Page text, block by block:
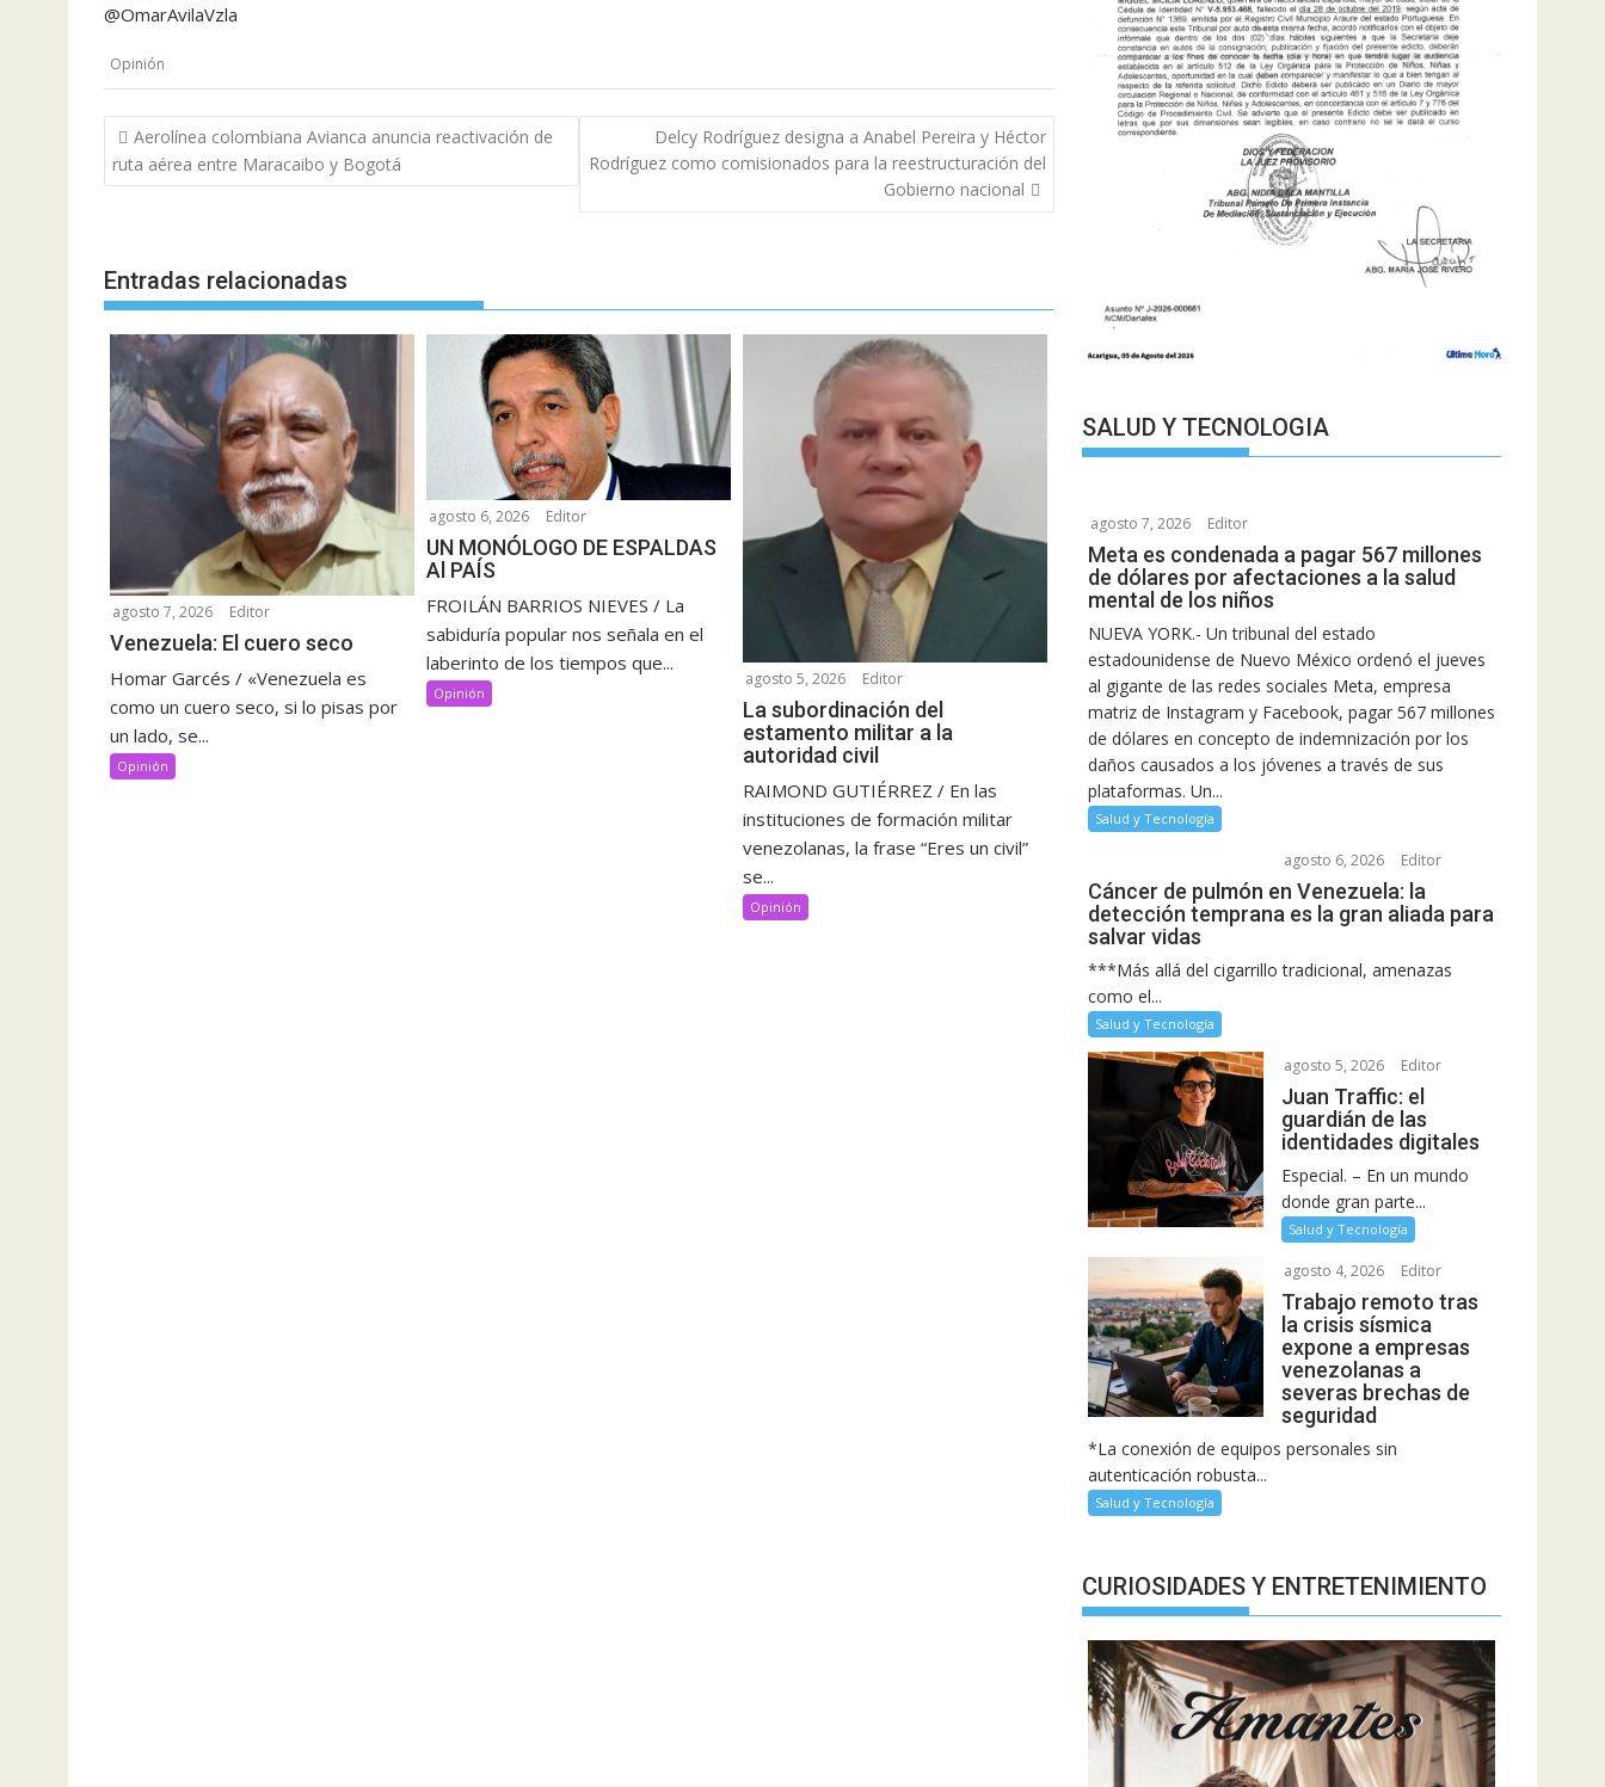
@OmarAvilaVzla
Opinión
Navegación
de
entradas
Aerolínea colombiana Avianca anuncia reactivación de
ruta aérea entre Maracaibo y Bogotá
Delcy Rodríguez designa a Anabel Pereira y Héctor
Rodríguez como comisionados para la reestructuración del
Gobierno nacional
Entradas relacionadas
agosto 7, 2026 Editor
Venezuela: El cuero seco
Homar Garcés / «Venezuela es
como un cuero seco, si lo pisas por
un lado, se...
Opinión
agosto 6, 2026 Editor
UN MONÓLOGO DE ESPALDAS
Al PAÍS
FROILÁN BARRIOS NIEVES / La
sabiduría popular nos señala en el
laberinto de los tiempos que...
Opinión
agosto 5, 2026 Editor
La subordinación del
estamento militar a la
autoridad civil
RAIMOND GUTIÉRREZ / En las
instituciones de formación militar
venezolanas, la frase “Eres un civil”
se...
Opinión
SALUD Y TECNOLOGIA
agosto 7, 2026 Editor
Meta es condenada a pagar 567 millones
de dólares por afectaciones a la salud
mental de los niños
NUEVA YORK.- Un tribunal del estado
estadounidense de Nuevo México ordenó el jueves
al gigante de las redes sociales Meta, empresa
matriz de Instagram y Facebook, pagar 567 millones
de dólares en concepto de indemnización por los
daños causados a los jóvenes a través de sus
plataformas. Un...
Salud y Tecnología
agosto 6, 2026 Editor
Cáncer de pulmón en Venezuela: la
detección temprana es la gran aliada para
salvar vidas
***Más allá del cigarrillo tradicional, amenazas
como el...
Salud y Tecnología
agosto 5, 2026 Editor
Juan Traffic: el
guardián de las
identidades digitales
Especial. – En un mundo
donde gran parte...
Salud y Tecnología
agosto 4, 2026 Editor
Trabajo remoto tras
la crisis sísmica
expone a empresas
venezolanas a
severas brechas de
seguridad
*La conexión de equipos personales sin
autenticación robusta...
Salud y Tecnología
CURIOSIDADES Y ENTRETENIMIENTO